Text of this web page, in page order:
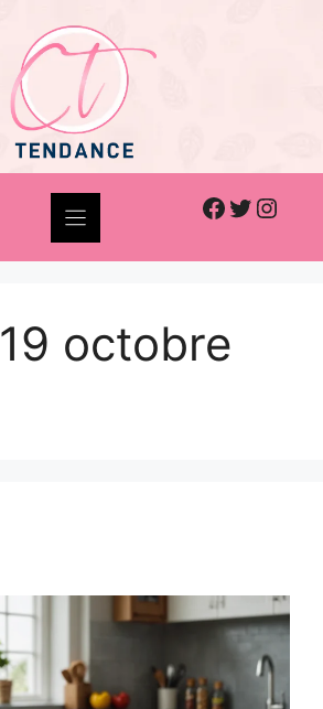
Facebook
Twitter
19 octobre